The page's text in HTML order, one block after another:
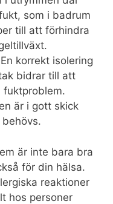
som i badrum
till att förhindra
En korrekt isolering
bidrar till att
fuktproblem.
är i gott skick
är inte bara bra
för din hälsa.
reaktioner
hos personer